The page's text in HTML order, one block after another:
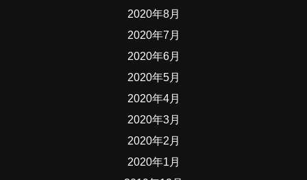
2020年8月
2020年7月
2020年6月
2020年5月
2020年4月
2020年3月
2020年2月
2020年1月